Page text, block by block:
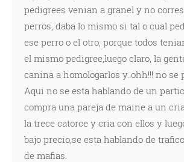
pedigrees venian a granel y no
perros, daba lo mismo si tal o cual
ese perro o el otro, porque todos
el mismo pedigree,luego claro, la
canina a homologarlos y..ohh!!! no se
Aqui no se esta hablando de un
compra una pareja de maine a un
la trece catorce y cria con ellos y
bajo precio,se esta hablando de
de mafias.